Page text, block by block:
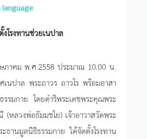
language
โรงทานช่วยเนปาล
าคม พ.ศ.2558 ประมาณ 10.00 น.
เนปาล พระถาวร ถาวโร พร้อมอาสา
รรมกาย โดยดำริพระเดชพระคุณพระ
หลวงพ่อธัมมชโย) เจ้าอาวาสวัดพระ
ธานมูลนิธิธรรมกาย ได้จัดตั้งโรงทาน